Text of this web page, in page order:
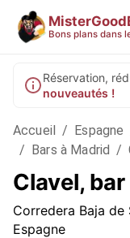
Bons plans dans
Réservation,
nouveautés !
Accueil / Espagne
/ Bars à Madrid /
Clavel,
Corredera Baja
Espagne